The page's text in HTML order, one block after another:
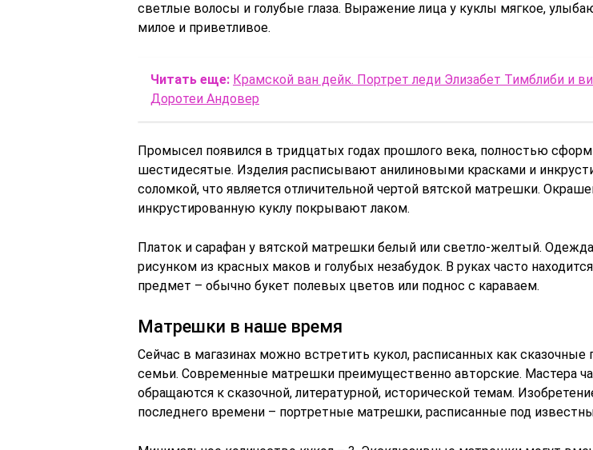
светлые волосы и голубые глаза. Выражение лица у куклы мягкое,
милое и приветливое.
Читать еще: Крамской ван дейк. Портрет леди Элизабет Тимблиби и
Доротеи Андовер
Промысел появился в тридцатых годах прошлого века, полностью
шестидесятые. Изделия расписывают анилиновыми красками и
соломкой, что является отличительной чертой вятской матрешки.
инкрустированную куклу покрывают лаком.
Платок и сарафан у вятской матрешки белый или светло-желтый.
рисунком из красных маков и голубых незабудок. В руках часто
предмет – обычно букет полевых цветов или поднос с караваем.
Матрешки в наше время
Сейчас в магазинах можно встретить кукол, расписанных как сказочные
семьи. Современные матрешки преимущественно авторские. Мастера
обращаются к сказочной, литературной, исторической темам.
последнего времени – портретные матрешки, расписанные под